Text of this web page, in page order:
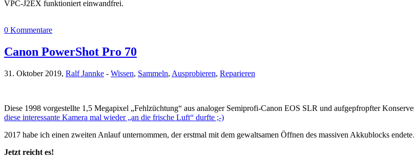
VPC-J2EX funktioniert einwandfrei.
0 Kommentare
Canon PowerShot Pro 70
31. Oktober 2019, Ralf Jannke - Wissen, Sammeln, Ausprobieren, Reparieren
Diese 1998 vorgestellte 1,5 Megapixel „Fehlzüchtung“ aus analoger Semiprofi-Canon EOS SLR und aufgepfropfter
diese interessante Kamera mal wieder „an die frische Luft“ durfte ;-)
2017 habe ich einen zweiten Anlauf unternommen, der erstmal mit dem gewaltsamen Öffnen des massiven Akkublocks
Jetzt reicht es!